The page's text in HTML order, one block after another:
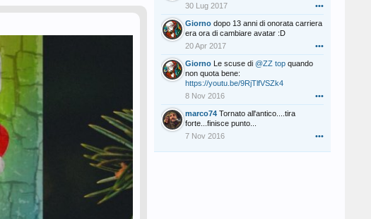
30 Lug 2017
•••
Giorno dopo 13 anni di onorata carriera
era ora di cambiare avatar :D
20 Apr 2017
•••
Giorno Le scuse di @ZZ top quando
non quota bene:
https://youtu.be/9RjTlfVSZk4
8 Nov 2016
•••
marco74 Tornato all'antico....tira
forte...finisce punto...
7 Nov 2016
•••